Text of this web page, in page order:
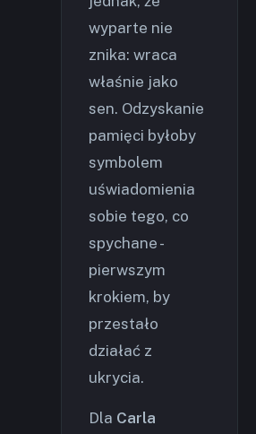
wyparte nie
znika: wraca
właśnie jako
sen. Odzyskanie
pamięci byłoby
symbolem
uświadomienia
sobie tego, co
spychane -
pierwszym
krokiem, by
przestało
działać z
ukrycia.
Dla Carla